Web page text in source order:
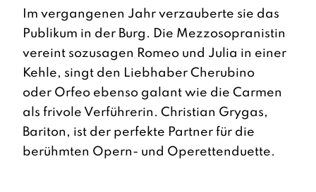
Im vergangenen Jahr verzauberte sie das
Publikum in der Burg. Die Mezzosopranistin
vereint sozusagen Romeo und Julia in einer
Kehle, singt den Liebhaber Cherubino
oder Orfeo ebenso galant wie die Carmen
als frivole Verführerin. Christian Grygas,
Bariton, ist der perfekte Partner für die
berühmten Opern- und Operettenduette.